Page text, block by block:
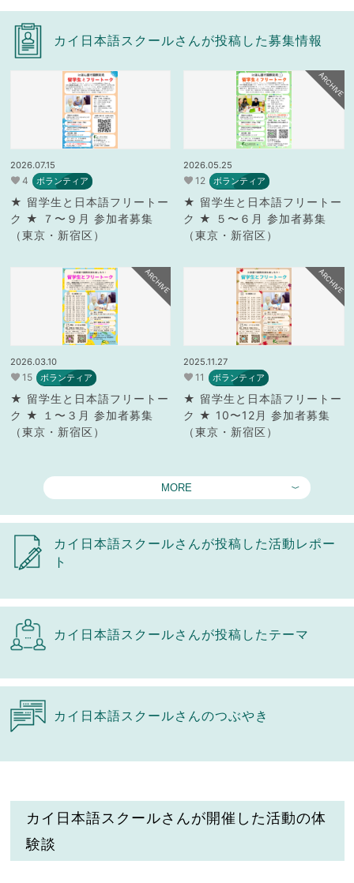
カイ日本語スクールさんが投稿した募集情報
2026.07.15
4 ボランティア
★ 留学生と日本語フリートー
ク ★ ７〜９月 参加者募集
（東京・新宿区）
ARCHIVE
2026.05.25
12 ボランティア
★ 留学生と日本語フリートー
ク ★ ５〜６月 参加者募集
（東京・新宿区）
ARCHIVE
2026.03.10
15 ボランティア
★ 留学生と日本語フリートー
ク ★ １〜３月 参加者募集
（東京・新宿区）
ARCHIVE
2025.11.27
11 ボランティア
★ 留学生と日本語フリートー
ク ★ 10〜12月 参加者募集
（東京・新宿区）
MORE
カイ日本語スクールさんが投稿した活動レポー
ト
カイ日本語スクールさんが投稿したテーマ
カイ日本語スクールさんのつぶやき
カイ日本語スクールさんが開催した活動の体
験談